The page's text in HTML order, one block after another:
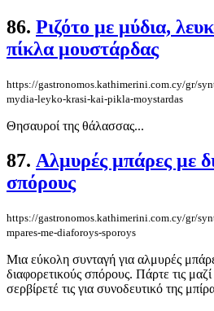
86. Ριζότο με μύδια,
πίκλα μουστάρδας
https://gastronomos.kathimerini.com.cy/gr/
mydia-leyko-krasi-kai-pikla-moystardas
Θησαυροί της θάλασσας...
87. Αλμυρές μπάρες με
σπόρους
https://gastronomos.kathimerini.com.cy/gr/
mpares-me-diaforoys-sporoys
Μια εύκολη συνταγή για αλμυρές
διαφορετικούς σπόρους. Πάρτε τις
σερβίρετέ τις για συνοδευτικό της